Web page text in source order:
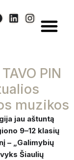
PIN
muzikos
jau aštuntą
9–12 klasių
– „Galimybių
Šiaulių